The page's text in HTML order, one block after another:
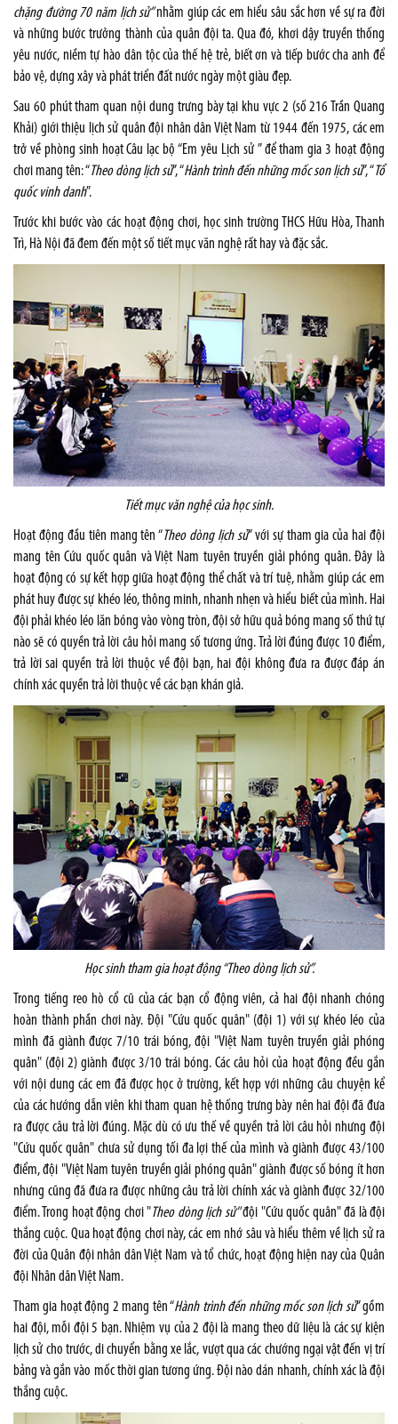
chặng đường 70 năm lịch sử”nhằm giúp các em hiểu sâu sắc hơn về sự ra đời
và những bước trưởng thành của quân đội ta. Qua đó, khơi dậy truyền thống
yêu nước, niềm tự hào dân tộc của thế hệ trẻ, biết ơn và tiếp bước cha anh để
bảo vệ, dựng xây và phát triển đất nước ngày một giàu đẹp.
Sau 60 phút tham quan nội dung trưng bày tại khu vực 2 (số 216 Trần Quang
Khải) giới thiệu lịch sử quân đội nhân dân Việt Nam từ 1944 đến 1975, các em
trở về phòng sinh hoạt Câu lạc bộ “Em yêu Lịch sử ” để tham gia 3 hoạt động
chơi mang tên: “Theo dòng lịch sử”, “Hành trình đến những mốc son lịch sử”, “Tổ
quốc vinh danh”.
Trước khi bước vào các hoạt động chơi, học sinh trường THCS Hữu Hòa, Thanh
Trì, Hà Nội đã đem đến một số tiết mục văn nghệ rất hay và đặc sắc.
Tiết mục văn nghệ của học sinh.
Hoạt động đầu tiên mang tên “Theo dòng lịch sử” với sự tham gia của hai đội
mang tên Cứu quốc quân và Việt Nam tuyên truyền giải phóng quân. Đây là
hoạt động có sự kết hợp giữa hoạt động thể chất và trí tuệ, nhằm giúp các em
phát huy được sự khéo léo, thông minh, nhanh nhẹn và hiểu biết của mình. Hai
đội phải khéo léo lăn bóng vào vòng tròn, đội sở hữu quả bóng mang số thứ tự
nào sẽ có quyền trả lời câu hỏi mang số tương ứng. Trả lời đúng được 10 điểm,
trả lời sai quyền trả lời thuộc về đội bạn, hai đội không đưa ra được đáp án
chính xác quyền trả lời thuộc về các bạn khán giả.
Học sinh tham gia hoạt động “Theo dòng lịch sử”.
Trong tiếng reo hò cổ cũ của các bạn cổ động viên, cả hai đội nhanh chóng
hoàn thành phần chơi này. Đội "Cứu quốc quân" (đội 1) với sự khéo léo của
mình đã giành được 7/10 trái bóng, đội "Việt Nam tuyên truyền giải phóng
quân" (đội 2) giành được 3/10 trái bóng. Các câu hỏi của hoạt động đều gắn
với nội dung các em đã được học ở trường, kết hợp với những câu chuyện kể
của các hướng dẫn viên khi tham quan hệ thống trưng bày nên hai đội đã đưa
ra được câu trả lời đúng. Mặc dù có ưu thế về quyền trả lời câu hỏi nhưng đội
"Cứu quốc quân" chưa sử dụng tối đa lợi thế của mình và giành được 43/100
điểm, đội "Việt Nam tuyên truyền giải phóng quân" giành được số bóng ít hơn
nhưng cũng đã đưa ra được những câu trả lời chính xác và giành được 32/100
điểm. Trong hoạt động chơi "Theo dòng lịch sử"đội "Cứu quốc quân" đã là đội
thắng cuộc. Qua hoạt động chơi này, các em nhớ sâu và hiểu thêm về lịch sử ra
đời của Quân đội nhân dân Việt Nam và tổ chức, hoạt động hiện nay của Quân
đội Nhân dân Việt Nam.
Tham gia hoạt động 2 mang tên “Hành trình đến những mốc son lịch sử” gồm
hai đội, mỗi đội 5 bạn. Nhiệm vụ của 2 đội là mang theo dữ liệu là các sự kiện
lịch sử cho trước, di chuyển bằng xe lắc, vượt qua các chướng ngại vật đến vị trí
bảng và gắn vào mốc thời gian tương ứng. Đội nào dán nhanh, chính xác là đội
thắng cuộc.